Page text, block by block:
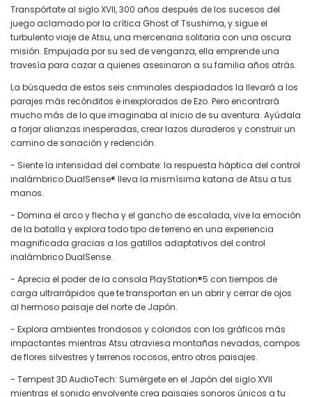
Transpórtate al siglo XVII, 300 años después de los sucesos del
juego aclamado por la crítica Ghost of Tsushima, y sigue el
turbulento viaje de Atsu, una mercenaria solitaria con una oscura
misión. Empujada por su sed de venganza, ella emprende una
travesía para cazar a quienes asesinaron a su familia años atrás.
La búsqueda de estos seis criminales despiadados la llevará a los
parajes más recónditos e inexplorados de Ezo. Pero encontrará
mucho más de lo que imaginaba al inicio de su aventura. Ayúdala
a forjar alianzas inesperadas, crear lazos duraderos y construir un
camino de sanación y redención.
- Siente la intensidad del combate: la respuesta háptica del control
inalámbrico DualSense® lleva la mismísima katana de Atsu a tus
manos.
- Domina el arco y flecha y el gancho de escalada, vive la emoción
de la batalla y explora todo tipo de terreno en una experiencia
magnificada gracias a los gatillos adaptativos del control
inalámbrico DualSense.
- Aprecia el poder de la consola PlayStation®5 con tiempos de
carga ultrarrápidos que te transportan en un abrir y cerrar de ojos
al hermoso paisaje del norte de Japón.
- Explora ambientes frondosos y coloridos con los gráficos más
impactantes mientras Atsu atraviesa montañas nevadas, campos
de flores silvestres y terrenos rocosos, entro otros paisajes.
- Tempest 3D AudioTech: Sumérgete en el Japón del siglo XVII
mientras el sonido envolvente crea paisajes sonoros únicos a tu